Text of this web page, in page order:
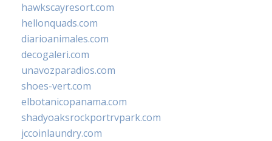
hawkscayresort.com
hellonquads.com
diarioanimales.com
decogaleri.com
unavozparadios.com
shoes-vert.com
elbotanicopanama.com
shadyoaksrockportrvpark.com
jccoinlaundry.com